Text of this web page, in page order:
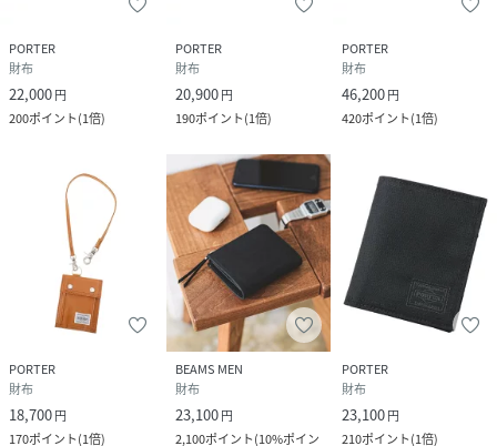
PORTER
財布
22,000円
200ポイント(1倍)
PORTER
財布
20,900円
190ポイント(1倍)
PORTER
財布
46,200円
420ポイント(1倍)
PORTER
財布
18,700円
170ポイント(1倍)
BEAMS MEN
財布
23,100円
2,100ポイント(10%ポイン
PORTER
財布
23,100円
210ポイント(1倍)